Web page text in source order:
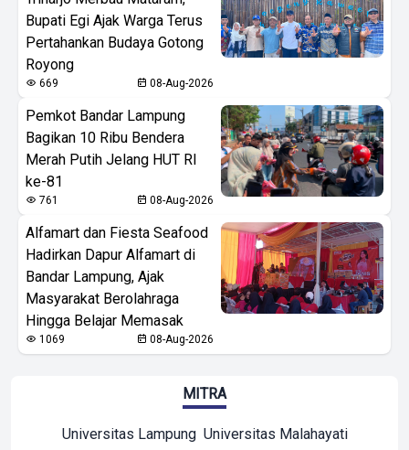
Bupati Egi Ajak Warga Terus
Pertahankan Budaya Gotong
Royong
669 08-Aug-2026
Pemkot Bandar Lampung
Bagikan 10 Ribu Bendera
Merah Putih Jelang HUT RI
ke-81
761 08-Aug-2026
Alfamart dan Fiesta Seafood
Hadirkan Dapur Alfamart di
Bandar Lampung, Ajak
Masyarakat Berolahraga
Hingga Belajar Memasak
1069 08-Aug-2026
MITRA
Universitas Lampung Universitas Malahayati